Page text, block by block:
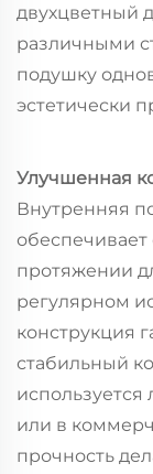
двухцветный
различными
подушку
эстетически
Улучшенная
Внутренняя
протяжении
регулярном
конструкция
стабильный
или в
прочность